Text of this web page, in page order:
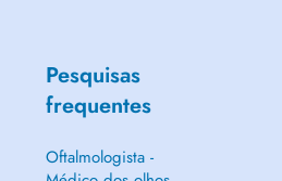
Pesquisas
frequentes
Oftalmologista -